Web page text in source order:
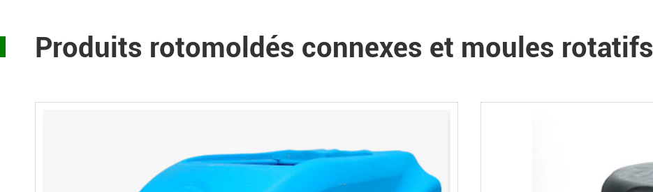
Produits rotomoldés connexes et moules rotatifs